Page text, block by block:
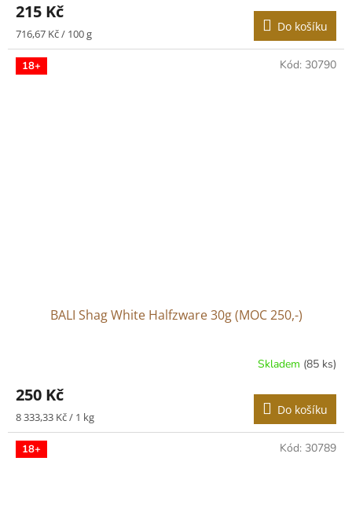
215 Kč
Měrná
cena:
716,67 Kč / 100 g Do košíku
18+
BALI Shag White Halfzware 30g (MOC 250,-)
Skladem (85 ks)
250 Kč
Měrná
cena:
8 333,33 Kč / 1 kg Do košíku
Kód: 30790
18+ Kód: 30789